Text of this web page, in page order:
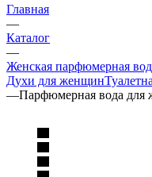
Главная
—
Каталог
—
Женская парфюмерная
Духи для женщин
—Парфюмерная вода